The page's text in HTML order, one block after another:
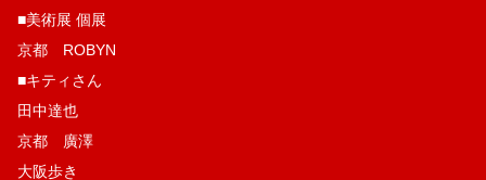
■美術展 個展
京都 ROBYN
■キティさん
田中達也
京都 廣澤
大阪歩き